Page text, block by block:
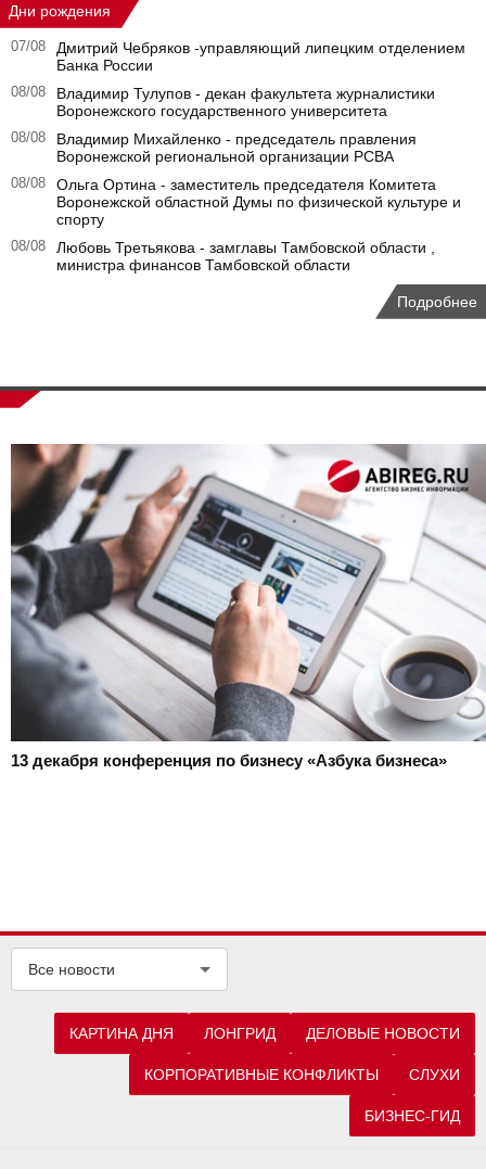
Дни рождения
07/08
Дмитрий Чебряков -управляющий липецким отделением
Банка России
08/08
Владимир Тулупов - декан факультета журналистики
Воронежского государственного университета
08/08
Владимир Михайленко - председатель правления
Воронежской региональной организации РСВА
08/08
Ольга Ортина - заместитель председателя Комитета
Воронежской областной Думы по физической культуре и
спорту
08/08
Любовь Третьякова - замглавы Тамбовской области ,
министра финансов Тамбовской области
Подробнее
13 декабря конференция по бизнесу «Азбука бизнеса»
Все новости
КАРТИНА ДНЯ ЛОНГРИД ДЕЛОВЫЕ НОВОСТИ
КОРПОРАТИВНЫЕ КОНФЛИКТЫ СЛУХИ
БИЗНЕС-ГИД